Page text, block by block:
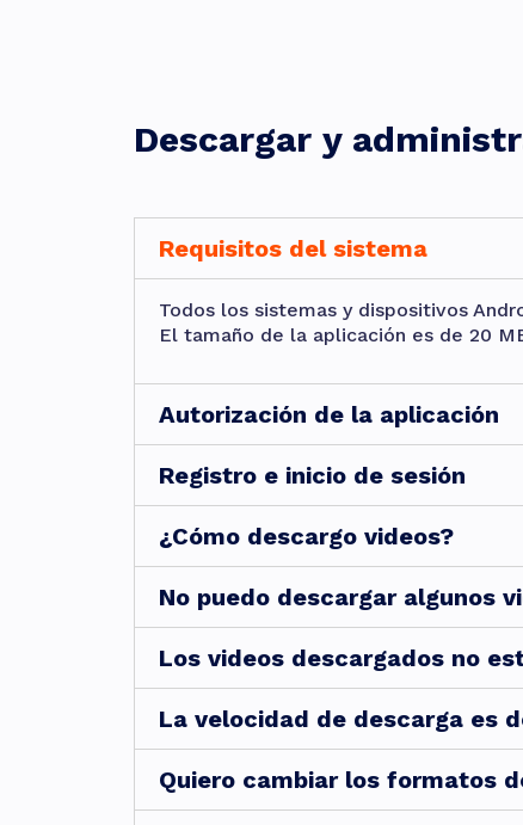
Descargar y
Requisitos del sistema
Todos los sistemas y dispositivos
El tamaño de la aplicación es de 20
Autorización de la aplicación
Registro e inicio de sesión
¿Cómo descargo videos?
No puedo descargar algunos
Los videos descargados no
La velocidad de descarga es
Quiero cambiar los formatos